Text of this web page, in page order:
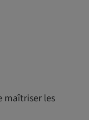
maîtriser les